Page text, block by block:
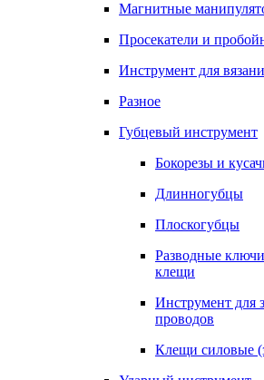
Магнитные
Просекатели и
Инструмент для
Разное
Губцевый инструмент
Бокорезы и
Длинногубцы
Плоскогубцы
Разводные
клещи
Инструмент для
проводов
Клещи силовые